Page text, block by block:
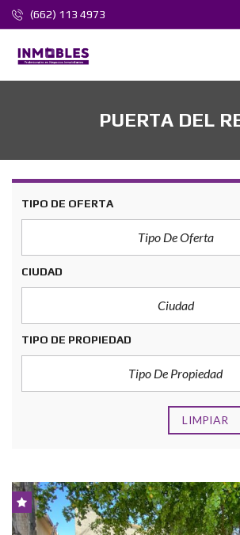
(662) 113 4973
PUERTA DEL
TIPO DE OFERTA
Tipo De Oferta
CIUDAD
Ciudad
TIPO DE PROPIEDAD
Tipo De Propiedad
LIMPIAR